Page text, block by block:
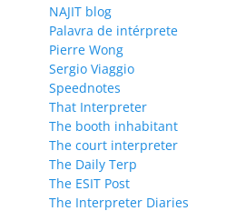
NAJIT blog
Palavra de intérprete
Pierre Wong
Sergio Viaggio
Speednotes
That Interpreter
The booth inhabitant
The court interpreter
The Daily Terp
The ESIT Post
The Interpreter Diaries